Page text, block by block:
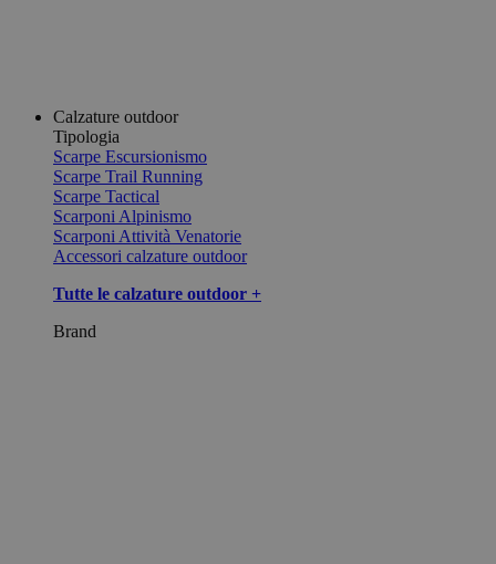
Calzature outdoor
Tipologia
Scarpe Escursionismo
Scarpe Trail Running
Scarpe Tactical
Scarponi Alpinismo
Scarponi Attività Venatorie
Accessori calzature outdoor
Tutte le calzature outdoor +
Brand